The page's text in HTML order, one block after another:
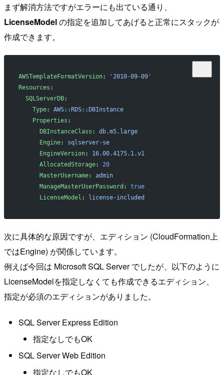
まず解消方法ですがエラーにも出ている通り、
LicenseModelの指定を追加してあげると正常にスタックが
作成できます。
AWSTemplateFormatVersion:
'2010-09-09'
Resources :
  SQLServerDB
:
    Type
: AWS::RDS::DBInstance
    Properties
:
      DBInstanceClass
: db.m5.large
      Engine
: sqlserver-se
      EngineVersion
: 16.00.4175.1.v1
      AllocatedStorage
: 20
      MasterUsername
: admin
      ManageMasterUserPassword
: true
      LicenseModel
: license-included
次に具体的な原因ですが、エディション (CloudFormation上
ではEngine) が関係しています。
例えば今回は Microsoft SQL Server でしたが、以下のように
LicenseModelを指定しなくても作成できるエディション、
指定が必須のエディションがありました。
SQL Server Express Edition
指定なしでもOK
SQL Server Web Edition
指定なしでもOK